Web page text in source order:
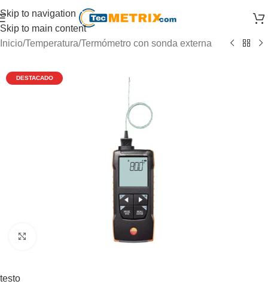
Skip to navigation
Skip to main content
Inicio/Temperatura/Termómetro con sonda externa
testo